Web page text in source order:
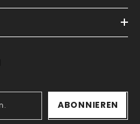
ABONNIEREN